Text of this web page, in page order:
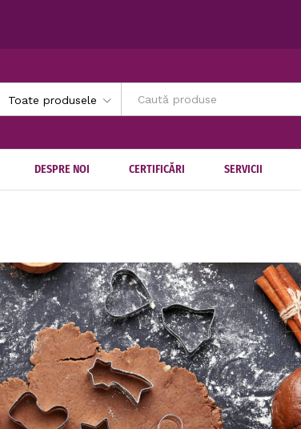
Toate produsele
DESPRE NOI CERTIFICĂRI SERVICII